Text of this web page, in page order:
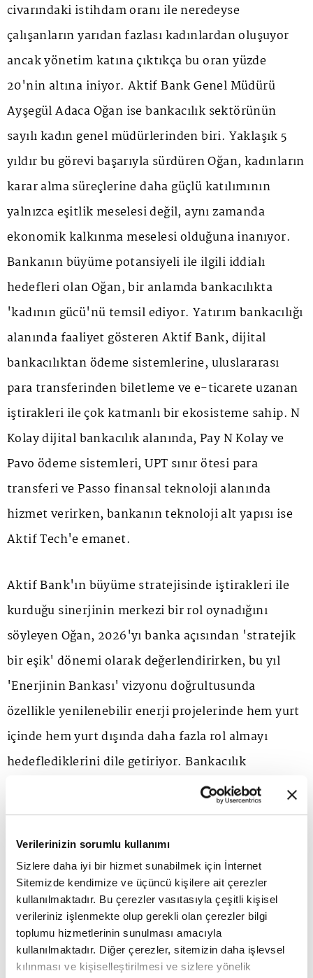
Verilerinizin sorumlu kullanımı
Sizlere daha iyi bir hizmet sunabilmek için İnternet
Sitemizde kendimize ve üçüncü kişilere ait çerezler
kullanılmaktadır. Bu çerezler vasıtasıyla çeşitli kişisel
verileriniz işlenmekte olup gerekli olan çerezler bilgi
toplumu hizmetlerinin sunulması amacıyla
kullanılmaktadır. Diğer çerezler, sitemizin daha işlevsel
kılınması ve kişiselleştirilmesi ve sizlere yönelik
civarındaki istihdam oranı ile neredeyse
çalışanların yarıdan fazlası kadınlardan oluşuyor
ancak yönetim katına çıktıkça bu oran yüzde
20'nin altına iniyor. Aktif Bank Genel Müdürü
Ayşegül Adaca Oğan ise bankacılık sektörünün
sayılı kadın genel müdürlerinden biri. Yaklaşık 5
yıldır bu görevi başarıyla sürdüren Oğan, kadınların
karar alma süreçlerine daha güçlü katılımının
yalnızca eşitlik meselesi değil, aynı zamanda
ekonomik kalkınma meselesi olduğuna inanıyor.
Bankanın büyüme potansiyeli ile ilgili iddialı
hedefleri olan Oğan, bir anlamda bankacılıkta
'kadının gücü'nü temsil ediyor. Yatırım bankacılığı
alanında faaliyet gösteren Aktif Bank, dijital
bankacılıktan ödeme sistemlerine, uluslararası
para transferinden biletleme ve e-ticarete uzanan
iştirakleri ile çok katmanlı bir ekosisteme sahip. N
Kolay dijital bankacılık alanında, Pay N Kolay ve
Pavo ödeme sistemleri, UPT sınır ötesi para
transferi ve Passo finansal teknoloji alanında
hizmet verirken, bankanın teknoloji alt yapısı ise
Aktif Tech'e emanet.
Aktif Bank'ın büyüme stratejisinde iştirakleri ile
kurduğu sinerjinin merkezi bir rol oynadığını
söyleyen Oğan, 2026'yı banka açısından 'stratejik
bir eşik' dönemi olarak değerlendirirken, bu yıl
'Enerjinin Bankası' vizyonu doğrultusunda
özellikle yenilenebilir enerji projelerinde hem yurt
içinde hem yurt dışında daha fazla rol almayı
hedeflediklerini dile getiriyor. Bankacılık
sektöründe kredi büyümesinin bu yıl seçici ama
daha nitelikli bir patikada ilerleyeceğini, özellikle
yatırım, üretim ve ihracat odaklı kredilerin ön
planda olacağını öngören Oğan, "2026 yılının
sektör için daha öngörülebilir, bizim için ise daha
iddialı bir yıl olacağına inanıyoruz" diyor. Aktif
Bank Genel Müdürü Ayşegül Adaca Oğan ile hem
bankacılık sektöründeki son gelişmeleri, 2026 yılı